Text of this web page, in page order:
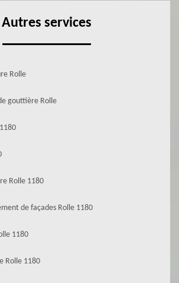
Autres services
Rolle
gouttière Rolle
Rolle 1180
de façades Rolle 1180
1180
Rolle 1180